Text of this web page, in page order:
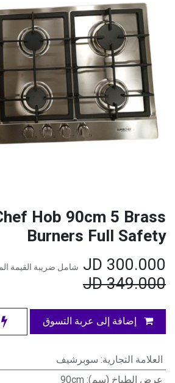
Hob 90cm 5 Brass
Burners Full Safety
300.000
شامل ضريبة القيمة
349.000
JD
إضافة إلى عربة التسوق
العلامة التجارية: سوبرشيف
عرض الطباخ (سم):
90cm